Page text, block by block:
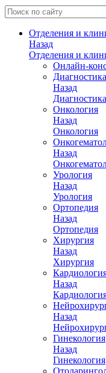
Отделения и
Назад
Отделения и
Онлайн-
Диагностика
Назад
Диагностика
Онкология
Назад
Онкология
Назад
Урология
Назад
Урология
Ортопедия
Назад
Ортопедия
Хирургия
Назад
Хирургия
Назад
Назад
Гинекология
Назад
Гинекология